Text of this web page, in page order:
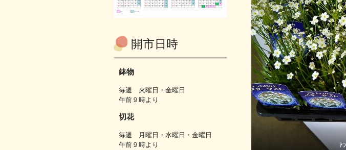
ｱ
開市日時
鉢物
毎週 火曜日・金曜日
午前９時より
切花
毎週 月曜日・水曜日・金曜日
午前９時より